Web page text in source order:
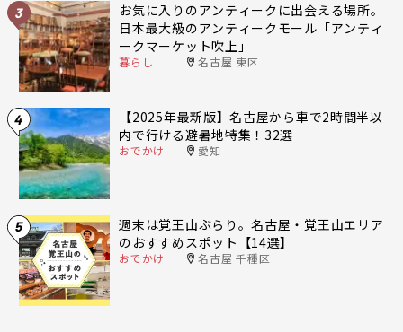
3
お気に入りのアンティークに出会える場所。
日本最大級のアンティークモール「アンティ
ークマーケット吹上」
暮らし 名古屋 東区
4
【2025年最新版】名古屋から車で2時間半以
内で行ける避暑地特集！32選
おでかけ 愛知
5
週末は覚王山ぶらり。名古屋・覚王山エリア
のおすすめスポット【14選】
おでかけ 名古屋 千種区